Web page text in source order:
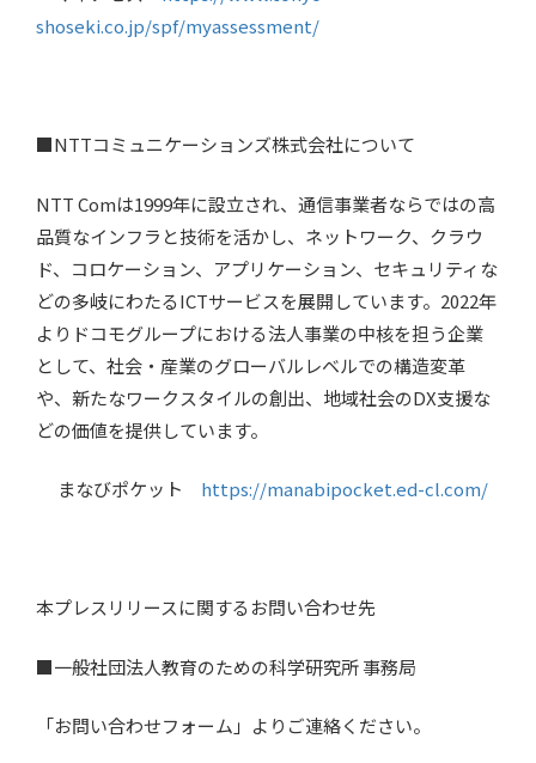
shoseki.co.jp/spf/myassessment/
■NTTコミュニケーションズ株式会社について
NTT Comは1999年に設立され、通信事業者ならではの高
品質なインフラと技術を活かし、ネットワーク、クラウ
ド、コロケーション、アプリケーション、セキュリティな
どの多岐にわたるICTサービスを展開しています。2022年
よりドコモグループにおける法人事業の中核を担う企業
として、社会・産業のグローバルレベルでの構造変革
や、新たなワークスタイルの創出、地域社会のDX支援な
どの価値を提供しています。
まなびポケット https://manabipocket.ed-cl.com/
本プレスリリースに関するお問い合わせ先
■一般社団法人教育のための科学研究所 事務局
「お問い合わせフォーム」よりご連絡ください。